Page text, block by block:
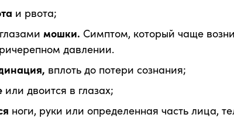
и рвота;
мошки. Симптом, который чаще
давлении.
вплоть до потери сознания;
или двоится в глазах;
ноги, руки или определенная часть лица,